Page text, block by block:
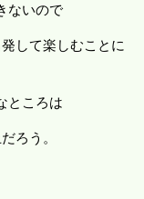
ないので
して楽しむことに
ところは
ろう。